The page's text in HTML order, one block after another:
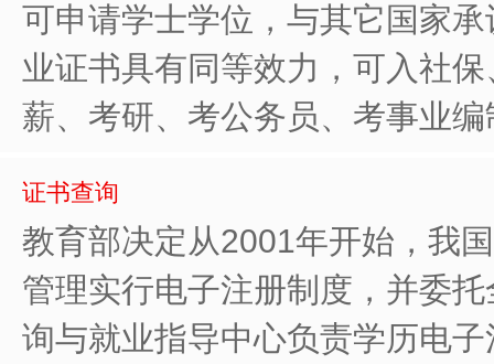
可申请学士学位，与其它国家
业证书具有同等效力，可入社
薪、考研、考公务员、考事业
证书查询
教育部决定从2001年开始，我
管理实行电子注册制度，并委
询与就业指导中心负责学历电